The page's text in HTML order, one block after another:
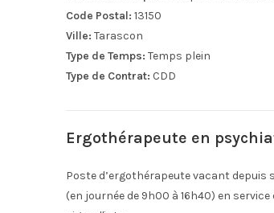
Code Postal: 13150
Ville: Tarascon
Type de Temps: Temps plein
Type de Contrat: CDD
Ergothérapeute en
Poste d’ergothérapeute vacant depuis
(en journée de 9h00 à 16h40) en